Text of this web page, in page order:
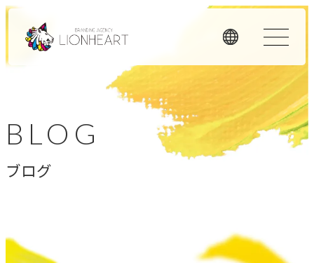
私たちの独自性
私たちは独自のメソッドと理念経営、そして顧客体験を重
視したアプローチで、お客様のビジネスに価値を提供しま
BLOG
ブログ